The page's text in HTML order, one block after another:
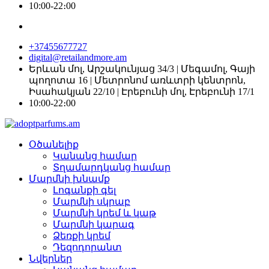
10:00-22։00
+37455677727
digital@retailandmore.am
Երևան մոլ, Արշակունյաց 34/3 | Մեգամոլ, Գայի
պողոտա 16 | Մետրոնոմ առևտրի կենտրոն,
Իսահակյան 22/10 | Էրեբունի մոլ, Էրեբունի 17/1
10:00-22։00
Օծանելիք
Կանանց համար
Տղամարդկանց համար
Մարմնի խնամք
Լոգանքի գել
Մարմնի սկրաբ
Մարմնի կրեմ և կաթ
Մարմնի կարագ
Ձեռքի կրեմ
Դեզոդորանտ
Նվերներ